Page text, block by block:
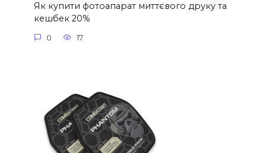
Як купити фотоапарат миттєвого друку та
кешбек 20%
0 17